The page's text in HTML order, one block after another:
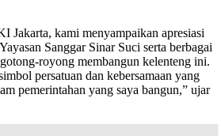
Jakarta, kami menyampaikan apresiasi
Sanggar Sinar Suci serta berbagai
royong membangun kelenteng ini.
persatuan dan kebersamaan yang
pemerintahan yang saya bangun,” ujar